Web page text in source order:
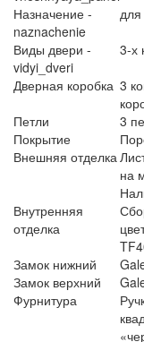
Назначение -
naznachenie
Виды двери -
vidyi_dveri
3-х
Дверная коробка 3
Петли
3
Покрытие
Внешняя отделка
на
Внутренняя
отделка
Замок нижний
Замок верхний
Фурнитура